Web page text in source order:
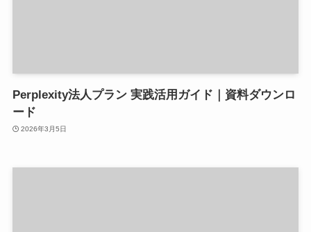
Perplexity法人プラン 実践活用ガイド｜資料ダウンロ
ード
2026年3月5日